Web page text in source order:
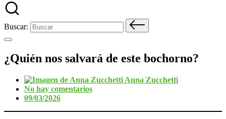
Buscar:
¿Quién nos salvará de este bochorno?
Anna Zucchetti
No hay comentarios
09/03/2026